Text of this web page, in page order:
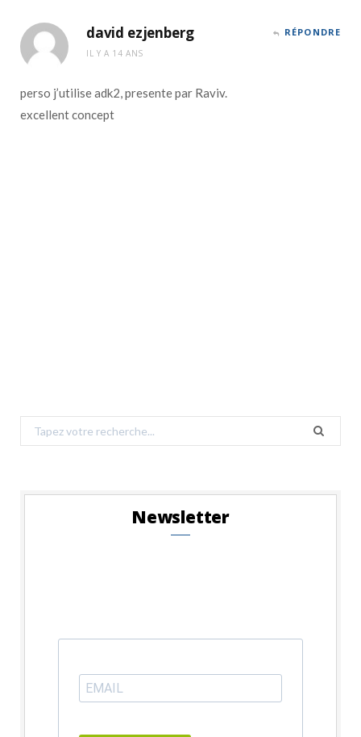
david ezjenberg
IL Y A 14 ANS
RÉPONDRE
perso j’utilise adk2, presente par Raviv.
excellent concept
Search
for:
Newsletter